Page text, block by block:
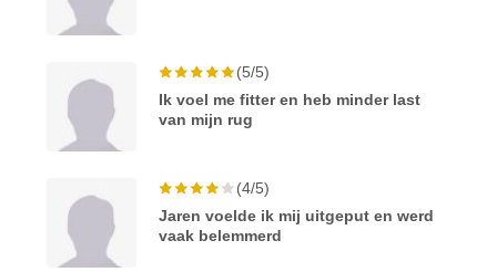
(5/5)
Ik voel me fitter en heb minder last
van mijn rug
(4/5)
Jaren voelde ik mij uitgeput en werd
vaak belemmerd